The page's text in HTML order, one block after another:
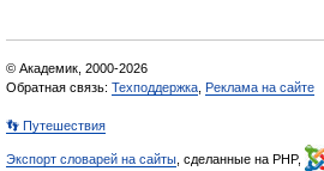
© Академик, 2000-2026
Обратная связь: Техподдержка Реклама на сайте
👣 Путешествия
Экспорт словарей на сайты , сделанные на PHP,